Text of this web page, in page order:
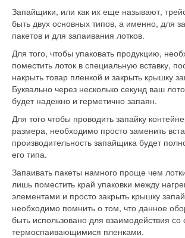
Запайщики, или как их еще называют,
быть двух основных типов, а именно, для
пакетов и для запаивания лотков.
Для того, чтобы упаковать продукцию,
поместить лоток в специальную вставку,
накрыть товар пленкой и закрыть крышку
Буквально через несколько секунд ваш
будет надежно и герметично запаян.
Для того чтобы проводить запайку
размера, необходимо просто заменить
производительность запайщика будет
его типа.
Запаивать пакеты намного проще чем
лишь поместить край упаковки между
элементами и просто закрыть крышку
необходимо помнить о том, что данное
быть использовано для взаимодействия
термоспаивающимися пленками.